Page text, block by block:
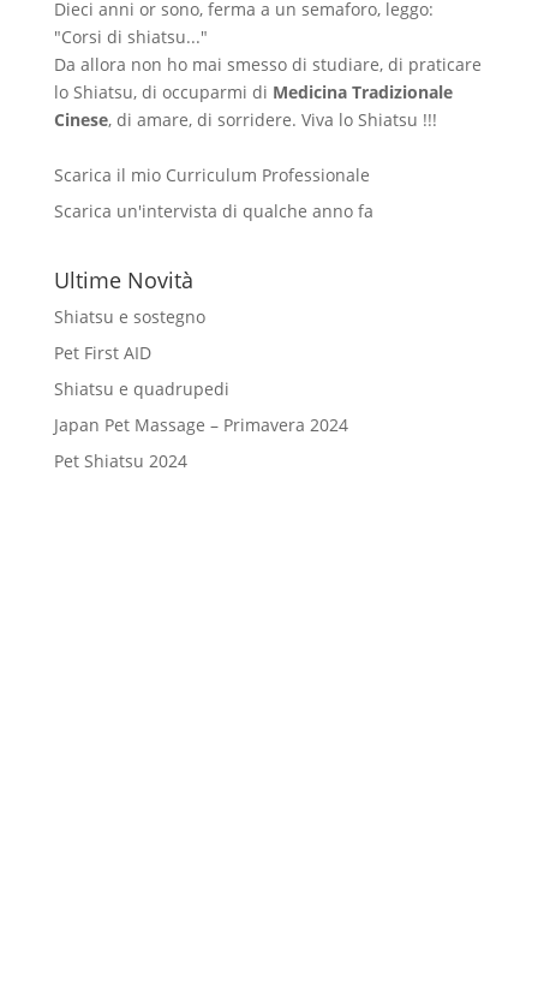
Dieci anni or sono, ferma a un semaforo, leggo:
"Corsi di shiatsu..."
Da allora non ho mai smesso di studiare, di praticare
lo Shiatsu, di occuparmi di Medicina Tradizionale
Cinese, di amare, di sorridere. Viva lo Shiatsu !!!
Scarica il mio Curriculum Professionale
Scarica un'intervista di qualche anno fa
Ultime Novità
Shiatsu e sostegno
Pet First AID
Shiatsu e quadrupedi
Japan Pet Massage – Primavera 2024
Pet Shiatsu 2024